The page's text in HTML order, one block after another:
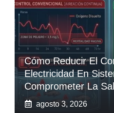
Cómo Reducir El
Electricidad En
Comprometer La
agosto 3, 2026